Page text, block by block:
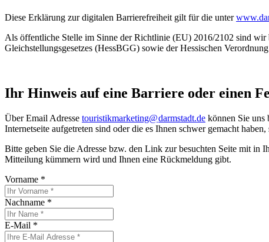
Diese Erklärung zur digitalen Barrierefreiheit gilt für die unter
Als öffentliche Stelle im Sinne der Richtlinie (EU) 2016/2102 sind wir
Gleichstellungsgesetzes (HessBGG) sowie der Hessischen
Ihr Hinweis auf eine Barriere oder einen
Über Email Adresse touristikmarketing@darmstadt.de können Sie uns
Internetseite aufgetreten sind oder die es Ihnen schwer gemacht
Bitte geben Sie die Adresse bzw. den Link zur besuchten Seite mit
Mitteilung kümmern wird und Ihnen eine Rückmeldung gibt.
Vorname *
Nachname *
E-Mail *